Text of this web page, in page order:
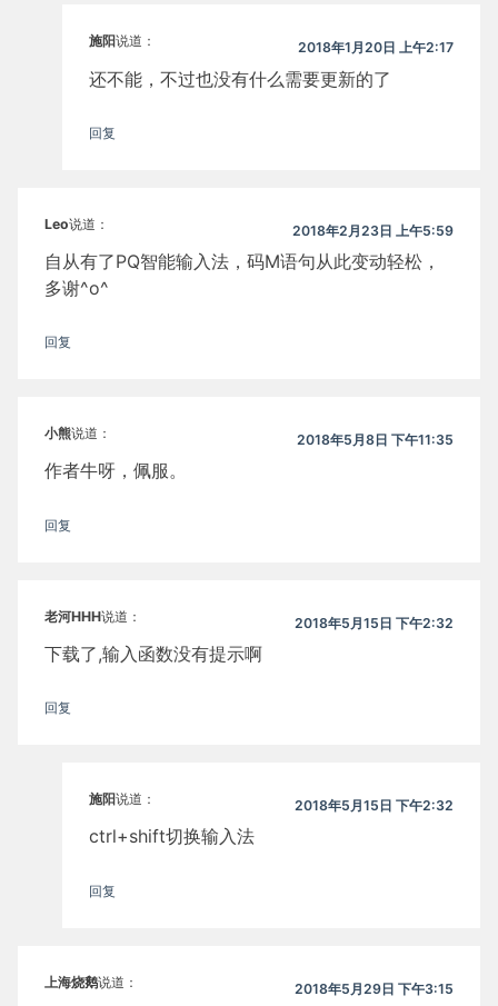
施阳说道： 2018年1月20日 上午2:17
还不能，不过也没有什么需要更新的了
回复
Leo说道： 2018年2月23日 上午5:59
自从有了PQ智能输入法，码M语句从此变动轻松，
多谢^o^
回复
小熊说道： 2018年5月8日 下午11:35
作者牛呀，佩服。
回复
老河HHH说道： 2018年5月15日 下午2:32
下载了,输入函数没有提示啊
回复
施阳说道： 2018年5月15日 下午2:32
ctrl+shift切换输入法
回复
上海烧鹅说道： 2018年5月29日 下午3:15